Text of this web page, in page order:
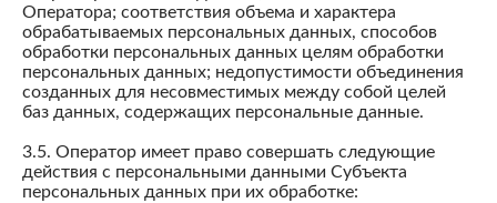
Оператора; соответствия объема и характера
обрабатываемых персональных данных, способов
обработки персональных данных целям обработки
персональных данных; недопустимости объединения
созданных для несовместимых между собой целей
баз данных, содержащих персональные данные.
3.5. Оператор имеет право совершать следующие
действия с персональными данными Субъекта
персональных данных при их обработке: